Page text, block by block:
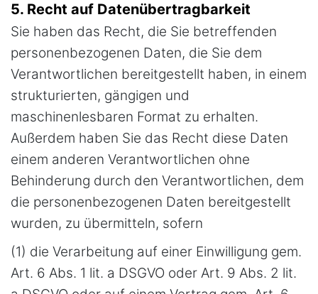
5. Recht auf Datenübertragbarkeit
Sie haben das Recht, die Sie betreffenden
personenbezogenen Daten, die Sie dem
Verantwortlichen bereitgestellt haben, in einem
strukturierten, gängigen und
maschinenlesbaren Format zu erhalten.
Außerdem haben Sie das Recht diese Daten
einem anderen Verantwortlichen ohne
Behinderung durch den Verantwortlichen, dem
die personenbezogenen Daten bereitgestellt
wurden, zu übermitteln, sofern
(1) die Verarbeitung auf einer Einwilligung gem.
Art. 6 Abs. 1 lit. a DSGVO oder Art. 9 Abs. 2 lit.